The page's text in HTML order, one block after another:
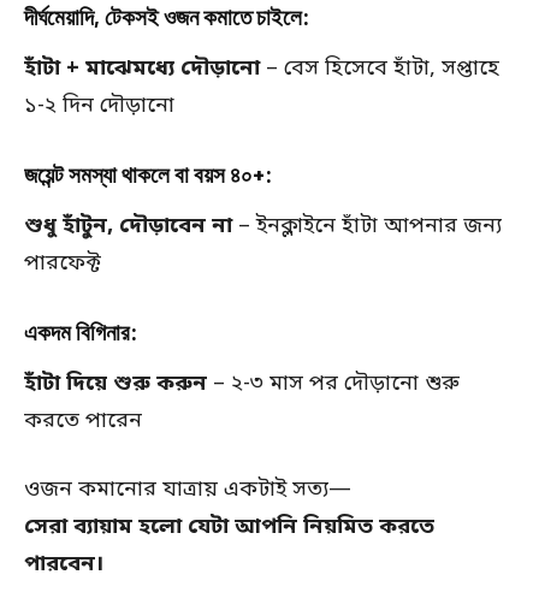
দীর্ঘমেয়াদি, টেকসই ওজন কমাতে চাইলে:
হাঁটা + মাঝেমধ্যে দৌড়ানো– বেস হিসেবে হাঁটা, সপ্তাহে
১-২ দিন দৌড়ানো
জয়েন্ট সমস্যা থাকলে বা বয়স ৪০+:
শুধু হাঁটুন, দৌড়াবেন না– ইনক্লাইনে হাঁটা আপনার জন্য
পারফেক্ট
একদম বিগিনার:
হাঁটা দিয়ে শুরু করুন – ২-৩ মাস পর দৌড়ানো শুরু
করতে পারেন
ওজন কমানোর যাত্রায় একটাই সত্য—
সেরা ব্যায়াম হলো যেটা আপনি নিয়মিত করতে
পারবেন।